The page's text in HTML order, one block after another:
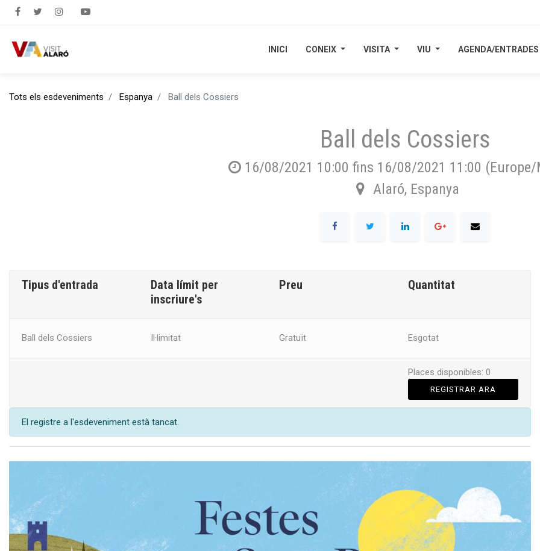
INICI CONEIX VISITA VIU AGENDA/ENTRADES
INICI CONEIX VISITA VIU AGENDA/ENTRADES
Tots els esdeveniments Espanya Ball dels Cossiers
Ball dels Cossiers
16/08/2021 10:00 fins 16/08/2021 11:00 (Europe/
Alaró, Espanya
Tipus d'entrada
Data límit per
inscriure's
Preu Quantitat
Ball dels Cossiers Il·limitat Gratuït Esgotat
Places disponibles: 0
REGISTRAR ARA
El registre a l'esdeveniment està tancat.